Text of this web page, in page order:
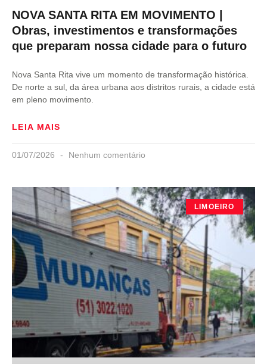
NOVA SANTA RITA EM MOVIMENTO |
Obras, investimentos e transformações
que preparam nossa cidade para o futuro
Nova Santa Rita vive um momento de transformação histórica.
De norte a sul, da área urbana aos distritos rurais, a cidade está
em pleno movimento.
LEIA MAIS
01/07/2026 Nenhum comentário
LIMOEIRO